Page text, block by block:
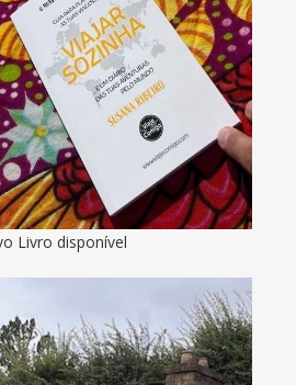
Livro disponível